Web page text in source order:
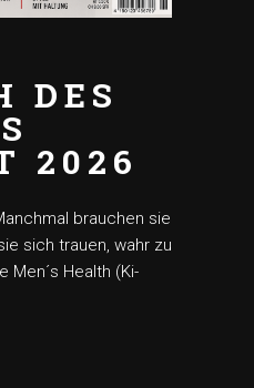
DES
2026
brauchen sie
sich trauen, wahr zu
Men´s Health (Ki-